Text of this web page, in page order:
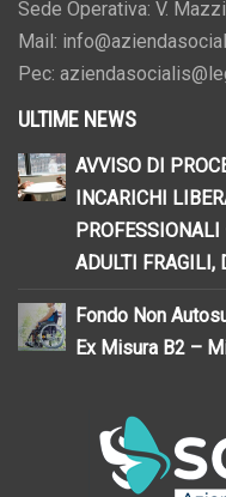
Sede Operativa: V.
Mail:
Pec:
ULTIME NEWS
AVVISO DI
INCARICHI
ADULTI FRAGILI,
Fondo Non
Ex Misura B2 –